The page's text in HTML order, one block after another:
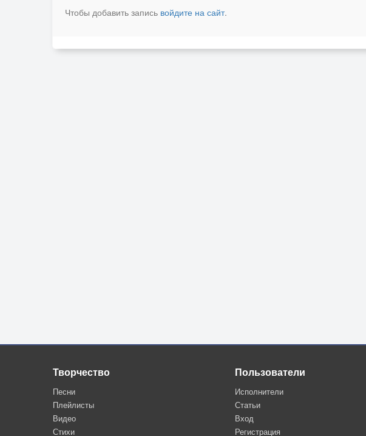
Чтобы добавить запись войдите на сайт.
Творчество
Песни
Плейлисты
Видео
Стихи
Пользователи
Исполнители
Статьи
Вход
Регистрация